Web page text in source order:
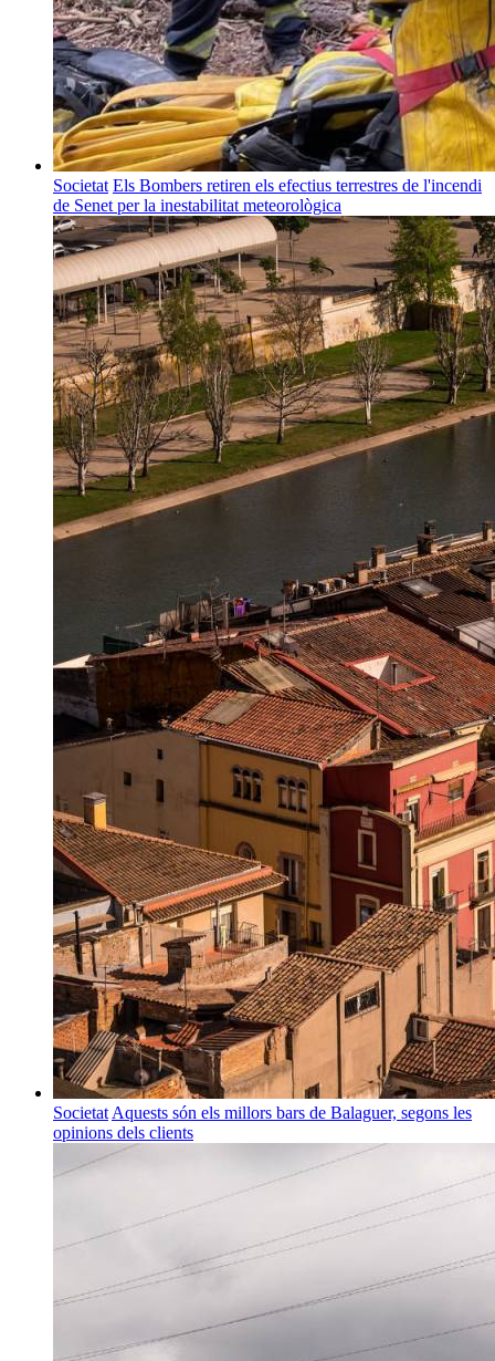
Societat Els Bombers retiren els efectius terrestres de l'incendi
de Senet per la inestabilitat meteorològica
Societat Aquests són els millors bars de Balaguer, segons les
opinions dels clients